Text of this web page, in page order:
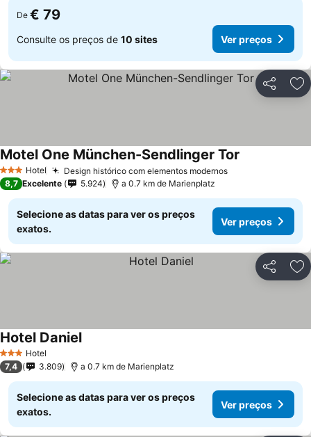
De € 79
Consulte os preços de 10 sites Ver preços
Partilhar
3 EstrelasHotel Design histórico com elementos modernos
Motel One München-Sendlinger Tor
8,7 Excelente 5.924 a 0.7 km de Marienplatz
Selecione as datas para ver os preços
exatos.
Ver preços
Partilhar
3 EstrelasHotel
Hotel Daniel
7,4 3.809 a 0.7 km de Marienplatz
Selecione as datas para ver os preços
exatos.
Ver preços